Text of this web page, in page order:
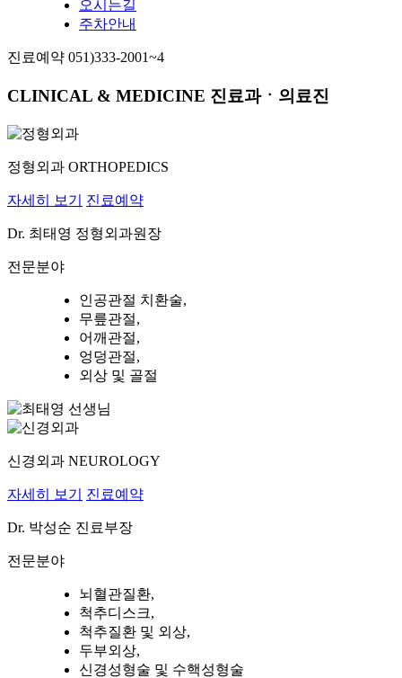
오시는길
주차안내
진료예약 051)333-2001~4
CLINICAL & MEDICINE 진료과ㆍ의료진
정형외과 ORTHOPEDICS
자세히 보기 진료예약
Dr. 최태영 정형외과원장
전문분야
인공관절 치환술,
무릎관절,
어깨관절,
엉덩관절,
외상 및 골절
신경외과 NEUROLOGY
자세히 보기 진료예약
Dr. 박성순 진료부장
전문분야
뇌혈관질환,
척추디스크,
척추질환 및 외상,
두부외상,
신경성형술 및 수핵성형술